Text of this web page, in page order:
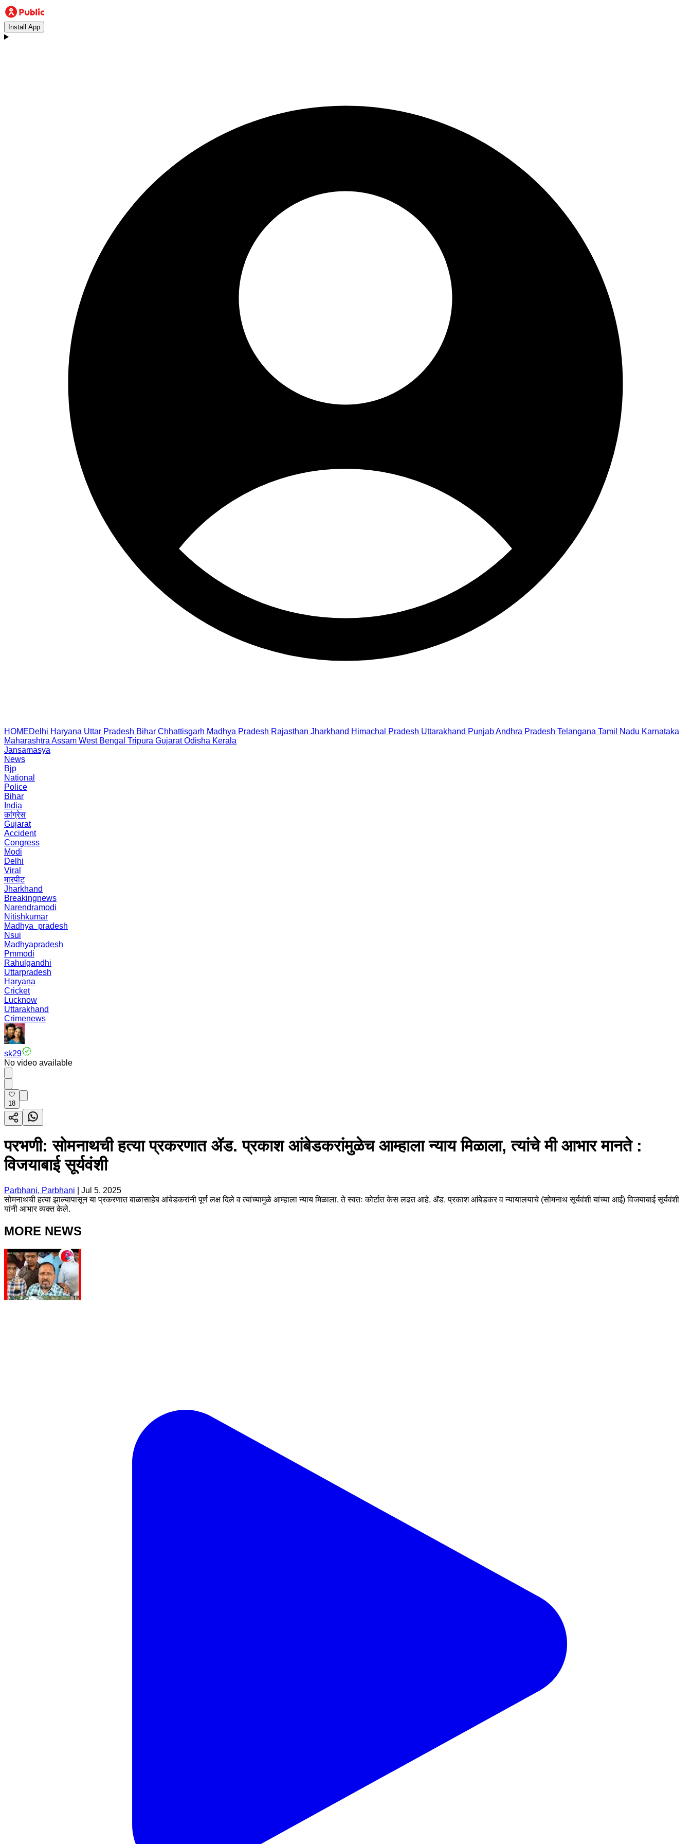
Install App
HOMEDelhi Haryana Uttar Pradesh Bihar Chhattisgarh Madhya Pradesh Rajasthan Jharkhand Himachal Pradesh Uttarakhand PunjabAndhra Pradesh Telangana Tamil Nadu Karnataka
Maharashtra Assam West Bengal Tripura Gujarat Odisha Kerala
Jansamasya
News
Bjp
National
Police
Bihar
India
कांग्रेस
Gujarat
Accident
Congress
Modi
Delhi
Viral
मारपीट
Jharkhand
Breakingnews
Narendramodi
Nitishkumar
Madhya_pradesh
Nsui
Madhyapradesh
Pmmodi
Rahulgandhi
Uttarpradesh
Haryana
Cricket
Lucknow
Uttarakhand
Crimenews
sk29
No video available
18
परभणी: सोमनाथची हत्या प्रकरणात ॲड. प्रकाश आंबेडकरांमुळेच आम्हाला न्याय मिळाला, त्यांचे मी आभार मानते :
विजयाबाई सूर्यवंशी
Parbhani, Parbhani
Jul 5, 2025
सोमनाथची हत्या झाल्यापासून या प्रकरणात बाळासाहेब आंबेडकरांनी पूर्ण लक्ष दिले व त्यांच्यामुळे आम्हाला न्याय मिळाला. ते स्वतः कोर्टात केस लढत आहे. ॲड. प्रकाश आंबेडकर व न्यायालयाचे (सोमनाथ सूर्यवंशी यांच्या आई) विजयाबाई सूर्यवंशी
यांनी आभार व्यक्त केले.
MORE NEWS